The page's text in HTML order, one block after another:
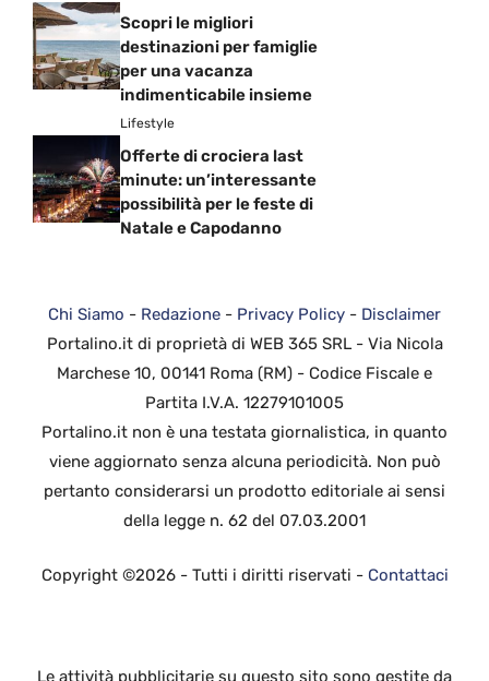
Scopri le migliori
destinazioni per famiglie
per una vacanza
indimenticabile insieme
Lifestyle
Offerte di crociera last
minute: un’interessante
possibilità per le feste di
Natale e Capodanno
Chi Siamo - Redazione - Privacy Policy - Disclaimer
Portalino.it di proprietà di WEB 365 SRL - Via Nicola
Marchese 10, 00141 Roma (RM) - Codice Fiscale e
Partita I.V.A. 12279101005
Portalino.it non è una testata giornalistica, in quanto
viene aggiornato senza alcuna periodicità. Non può
pertanto considerarsi un prodotto editoriale ai sensi
della legge n. 62 del 07.03.2001
Copyright ©2026 - Tutti i diritti riservati - Contattaci
Le attività pubblicitarie su questo sito sono gestite da